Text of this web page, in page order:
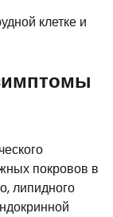
покровов в
липидного